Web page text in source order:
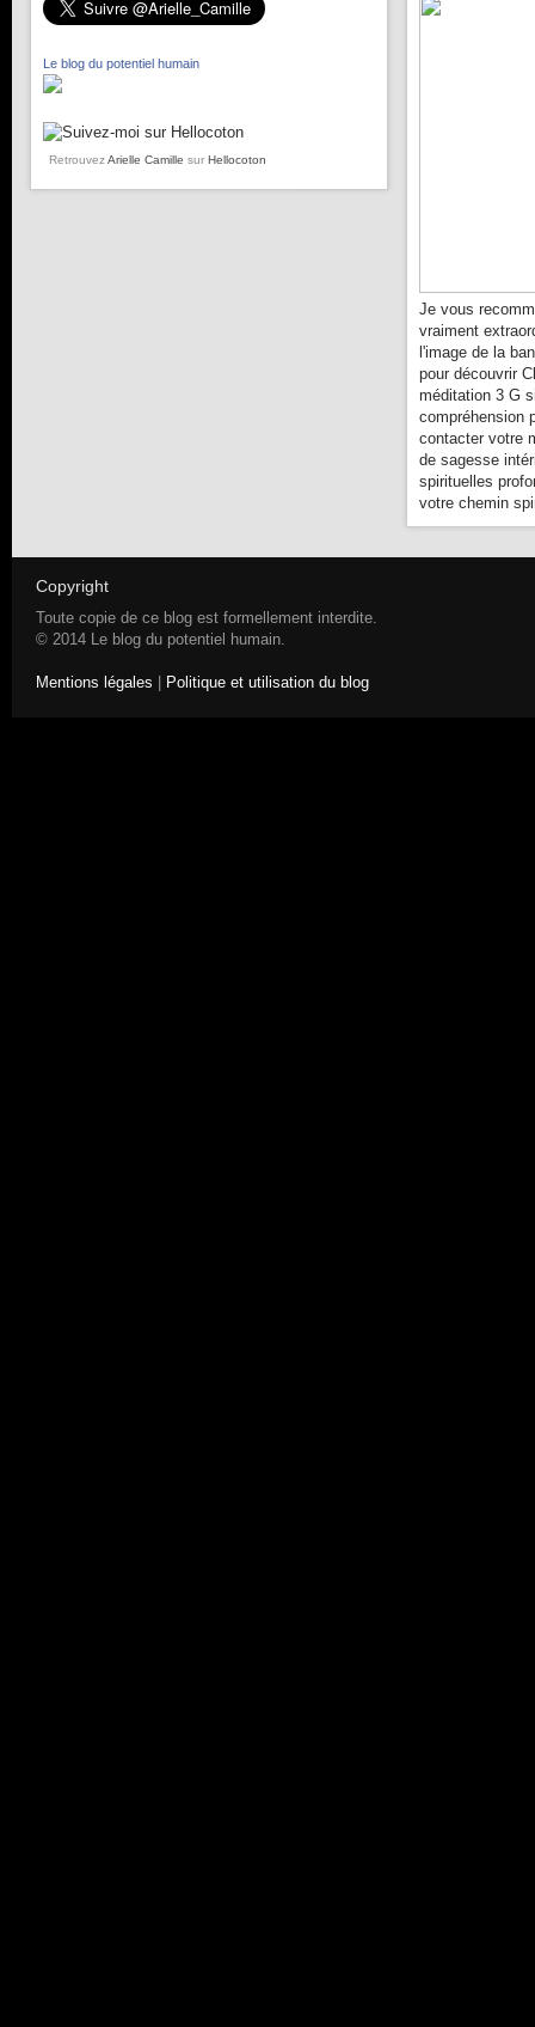
Le blog du potentiel humain
RetrouvezArielle Camille sur Hellocoton
Je vous
vraiment
l'image de la
pour découvrir
méditation 3 G
compréhension
contacter votre
de sagesse
spirituelles
votre chemin
Copyright
Toute copie de ce blog est formellement interdite.
© 2014 Le blog du potentiel humain.
Mentions légales | Politique et utilisation du blog